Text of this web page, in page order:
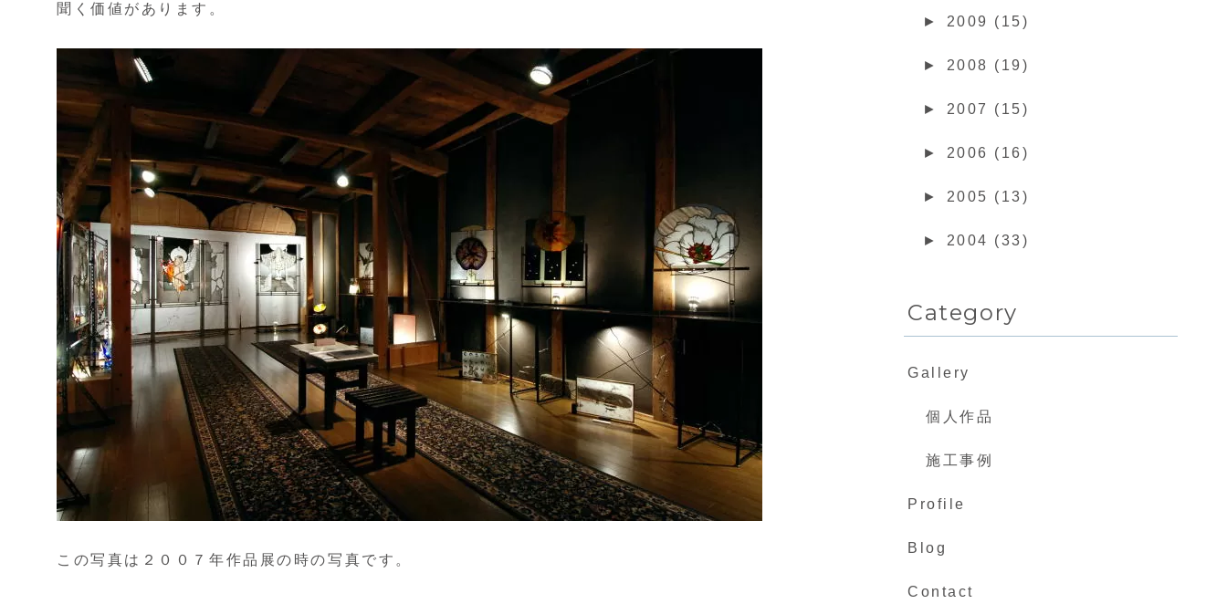
聞く価値があります。
この写真は２００７年作品展の時の写真です。
► 2009 (15)
► 2008 (19)
► 2007 (15)
► 2006 (16)
► 2005 (13)
► 2004 (33)
Category
Gallery
個人作品
施工事例
Profile
Blog
Contact